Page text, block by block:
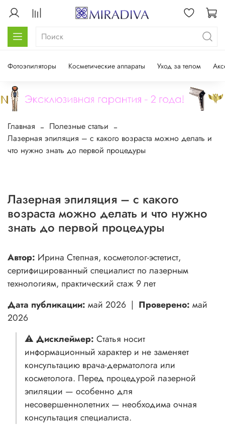
Фотоэпиляторы Косметические аппараты Уход за телом
Главная
Полезные статьи
Лазерная эпиляция – с какого возраста можно делать и
что нужно знать до первой процедуры
Лазерная эпиляция – с какого
возраста можно делать и что нужно
знать до первой процедуры
Автор: Ирина Степная, косметолог-эстетист,
сертифицированный специалист по лазерным
технологиям, практический стаж 9 лет
Дата публикации: май 2026 | Проверено: май
2026
⚠️ Дисклеймер: Статья носит
информационный характер и не заменяет
консультацию врача-дерматолога или
косметолога. Перед процедурой лазерной
эпиляции — особенно для
несовершеннолетних — необходима очная
консультация специалиста.